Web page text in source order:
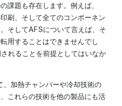
課題も存在します。例えば、
刷、そして全てのコンポーネン
そしてAFSについて言えば、そ
用することはできませんでし
れることを前提としてはいなか
加熱チャンバーや冷却技術の
これらの技術を他の製品にも活